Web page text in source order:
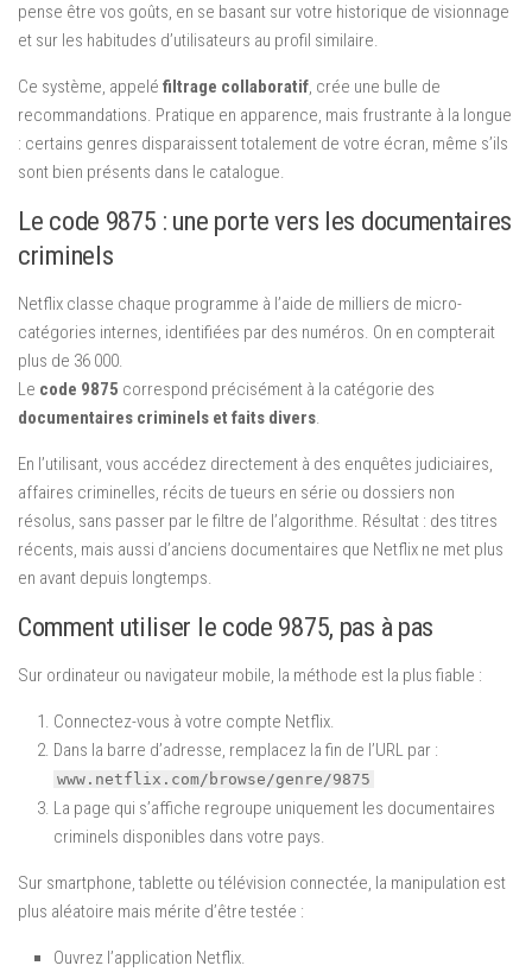
pense être vos goûts, en se basant sur votre historique de visionnage
et sur les habitudes d’utilisateurs au profil similaire.
Ce système, appelé filtrage collaboratif, crée une bulle de
recommandations. Pratique en apparence, mais frustrante à la longue
: certains genres disparaissent totalement de votre écran, même s’ils
sont bien présents dans le catalogue.
Le code 9875 : une porte vers les documentaires
criminels
Netflix classe chaque programme à l’aide de milliers de micro-
catégories internes, identifiées par des numéros. On en compterait
plus de 36 000.
Le code 9875 correspond précisément à la catégorie des
documentaires criminels et faits divers.
En l’utilisant, vous accédez directement à des enquêtes judiciaires,
affaires criminelles, récits de tueurs en série ou dossiers non
résolus, sans passer par le filtre de l’algorithme. Résultat : des titres
récents, mais aussi d’anciens documentaires que Netflix ne met plus
en avant depuis longtemps.
Comment utiliser le code 9875, pas à pas
Sur ordinateur ou navigateur mobile, la méthode est la plus fiable :
Connectez-vous à votre compte Netflix.
Dans la barre d’adresse, remplacez la fin de l’URL par :
www.netflix.com/browse/genre/9875
La page qui s’affiche regroupe uniquement les documentaires
criminels disponibles dans votre pays.
Sur smartphone, tablette ou télévision connectée, la manipulation est
plus aléatoire mais mérite d’être testée :
Ouvrez l’application Netflix.